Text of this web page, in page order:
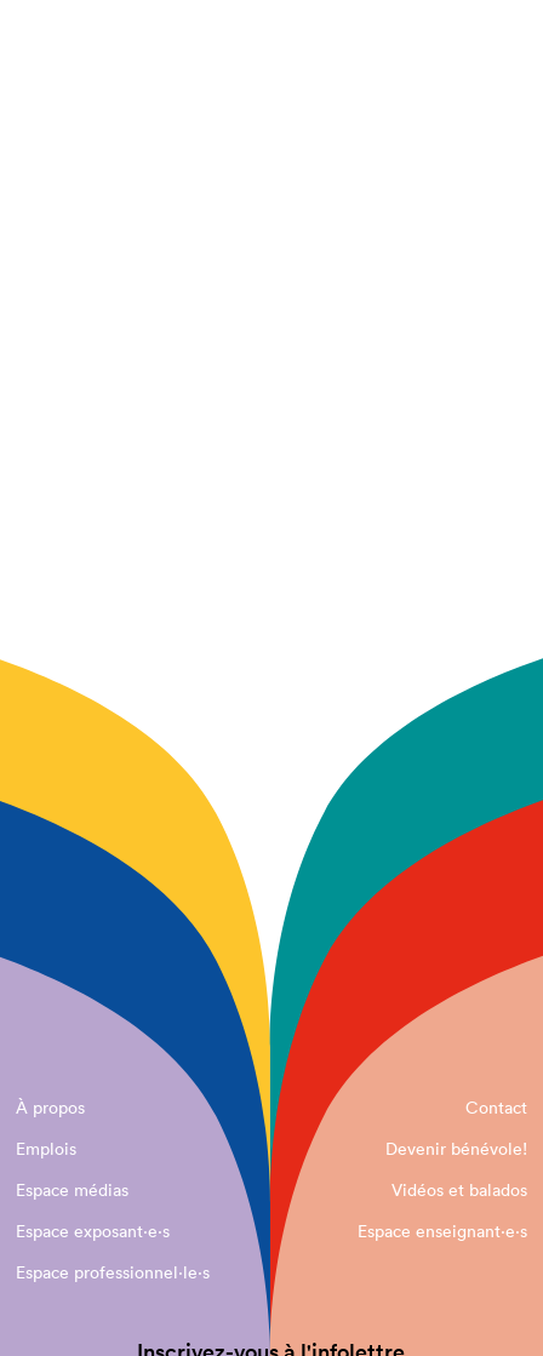
À propos
Contact
Emplois
Devenir bénévole!
Espace médias
Vidéos et balados
Espace exposant·e⋅s
Espace enseignant·e⋅s
Espace professionnel·le⋅s